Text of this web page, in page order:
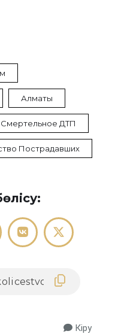
Алматы
Смертельное ДТП
Пострадавших
Кіру